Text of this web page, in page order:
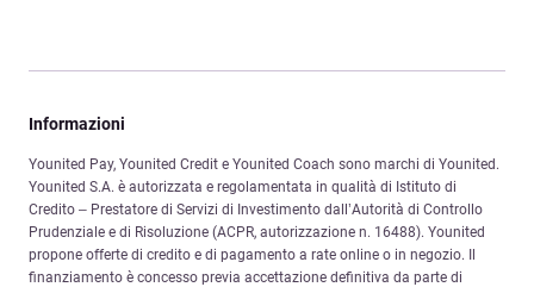
Informazioni
Younited Pay, Younited Credit e Younited Coach sono marchi di Younited.
Younited S.A. è autorizzata e regolamentata in qualità di Istituto di
Credito – Prestatore di Servizi di Investimento dall’Autorità di Controllo
Prudenziale e di Risoluzione (ACPR, autorizzazione n. 16488). Younited
propone offerte di credito e di pagamento a rate online o in negozio. Il
finanziamento è concesso previa accettazione definitiva da parte di